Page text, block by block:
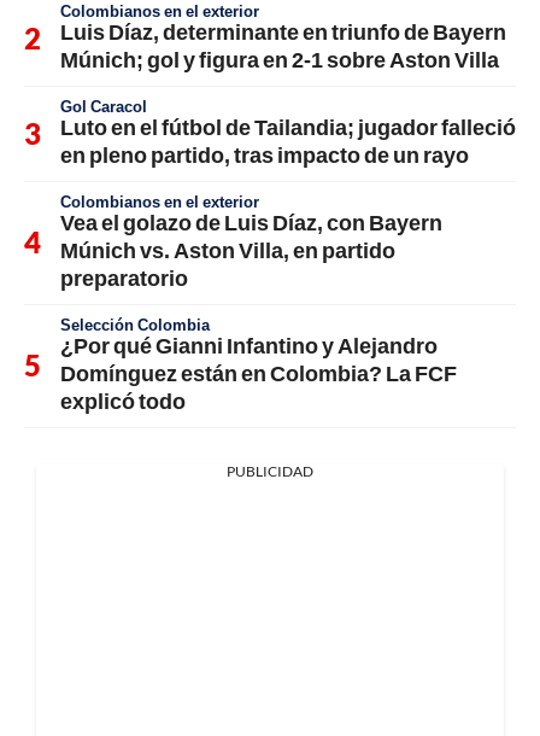
Colombianos en el exterior
Luis Díaz, determinante en triunfo de Bayern
Múnich; gol y figura en 2-1 sobre Aston Villa
Gol Caracol
Luto en el fútbol de Tailandia; jugador falleció
en pleno partido, tras impacto de un rayo
Colombianos en el exterior
Vea el golazo de Luis Díaz, con Bayern
Múnich vs. Aston Villa, en partido
preparatorio
Selección Colombia
¿Por qué Gianni Infantino y Alejandro
Domínguez están en Colombia? La FCF
explicó todo
PUBLICIDAD